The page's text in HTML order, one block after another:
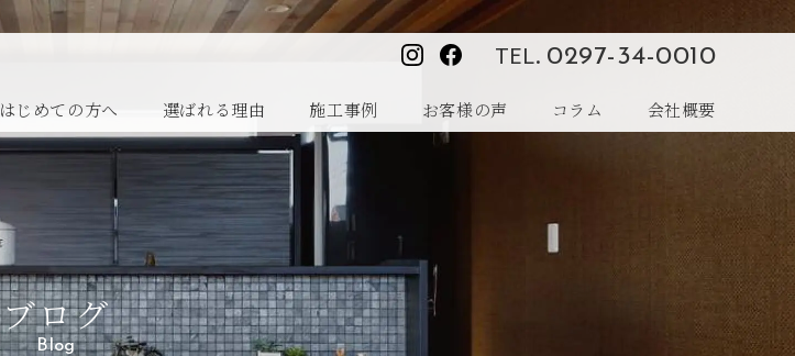
TEL. 0297-34-0010
はじめての方へ 選ばれる理由 施工事例 お客様の声 コラム 会社概要
ブログ
Blog